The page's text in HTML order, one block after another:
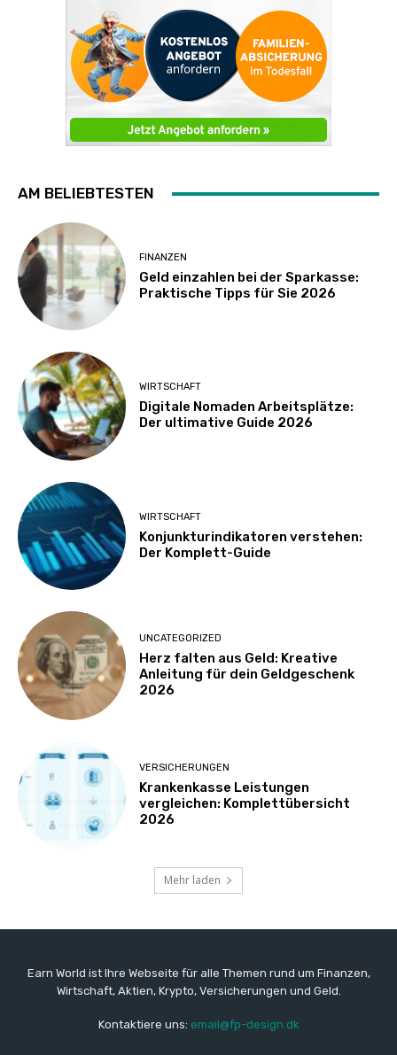
AM BELIEBTESTEN
FINANZEN
Geld einzahlen bei der Sparkasse:
Praktische Tipps für Sie 2026
WIRTSCHAFT
Digitale Nomaden Arbeitsplätze:
Der ultimative Guide 2026
WIRTSCHAFT
Konjunkturindikatoren verstehen:
Der Komplett-Guide
UNCATEGORIZED
Herz falten aus Geld: Kreative
Anleitung für dein Geldgeschenk
2026
VERSICHERUNGEN
Krankenkasse Leistungen
vergleichen: Komplettübersicht
2026
Mehr laden
Earn World ist Ihre Webseite für alle Themen rund um Finanzen,
Wirtschaft, Aktien, Krypto, Versicherungen und Geld.
Kontaktiere uns: email@fp-design.dk